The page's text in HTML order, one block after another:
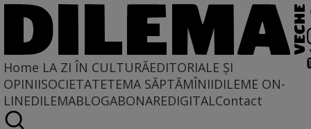
Home LA ZI ÎN CULTURĂEDITORIALE ȘI
OPINIISOCIETATETEMA SĂPTĂMÎNIIDILEME ON-
LINEDILEMABLOGABONAREDIGITALContact